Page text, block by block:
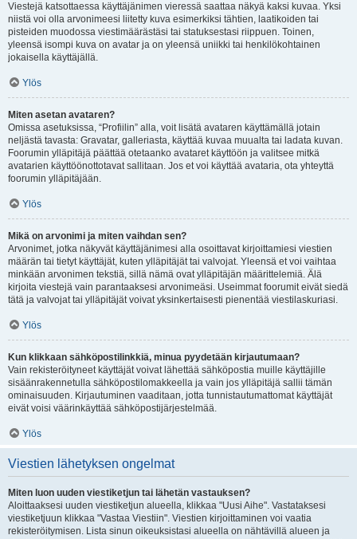
Viestejä katsottaessa käyttäjänimen vieressä saattaa näkyä kaksi kuvaa. Yksi
niistä voi olla arvonimeesi liitetty kuva esimerkiksi tähtien, laatikoiden tai
pisteiden muodossa viestimäärästäsi tai statuksestasi riippuen. Toinen,
yleensä isompi kuva on avatar ja on yleensä uniikki tai henkilökohtainen
jokaisella käyttäjällä.
Ylös
Miten asetan avataren?
Omissa asetuksissa, “Profiilin” alla, voit lisätä avataren käyttämällä jotain
neljästä tavasta: Gravatar, galleriasta, käyttää kuvaa muualta tai ladata kuvan.
Foorumin ylläpitäjä päättää otetaanko avataret käyttöön ja valitsee mitkä
avatarien käyttöönottotavat sallitaan. Jos et voi käyttää avataria, ota yhteyttä
foorumin ylläpitäjään.
Ylös
Mikä on arvonimi ja miten vaihdan sen?
Arvonimet, jotka näkyvät käyttäjänimesi alla osoittavat kirjoittamiesi viestien
määrän tai tietyt käyttäjät, kuten ylläpitäjät tai valvojat. Yleensä et voi vaihtaa
minkään arvonimen tekstiä, sillä nämä ovat ylläpitäjän määrittelemiä. Älä
kirjoita viestejä vain parantaaksesi arvonimeäsi. Useimmat foorumit eivät siedä
tätä ja valvojat tai ylläpitäjät voivat yksinkertaisesti pienentää viestilaskuriasi.
Ylös
Kun klikkaan sähköpostilinkkiä, minua pyydetään kirjautumaan?
Vain rekisteröityneet käyttäjät voivat lähettää sähköpostia muille käyttäjille
sisäänrakennetulla sähköpostilomakkeella ja vain jos ylläpitäjä sallii tämän
ominaisuuden. Kirjautuminen vaaditaan, jotta tunnistautumattomat käyttäjät
eivät voisi väärinkäyttää sähköpostijärjestelmää.
Ylös
Viestien lähetyksen ongelmat
Miten luon uuden viestiketjun tai lähetän vastauksen?
Aloittaaksesi uuden viestiketjun alueella, klikkaa "Uusi Aihe". Vastataksesi
viestiketjuun klikkaa "Vastaa Viestiin". Viestien kirjoittaminen voi vaatia
rekisteröitymisen. Lista sinun oikeuksistasi alueella on nähtävillä alueen ja